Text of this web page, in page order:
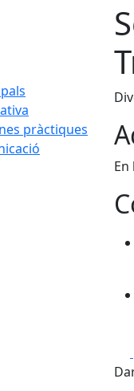
pràctiques
En